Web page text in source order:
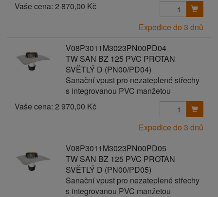
Vaše cena: 2 870,00 Kč
Expedice do 3 dnů
V08P3011M3023PN00PD04
TW SAN BZ 125 PVC PROTAN
SVĚTLÝ D (PN00/PD04)
Sanační vpust pro nezateplené střechy
s integrovanou PVC manžetou
Vaše cena: 2 970,00 Kč
Expedice do 3 dnů
V08P3011M3023PN00PD05
TW SAN BZ 125 PVC PROTAN
SVĚTLÝ D (PN00/PD05)
Sanační vpust pro nezateplené střechy
s integrovanou PVC manžetou